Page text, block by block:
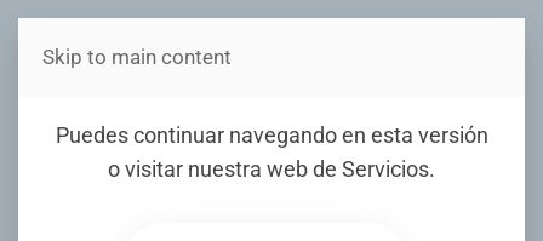
Estás en Telenord Medios
Puedes continuar navegando en esta versión
o visitar nuestra web de Servicios.
Skip to main content
Cúmulo de aguas
residuales en la avenida